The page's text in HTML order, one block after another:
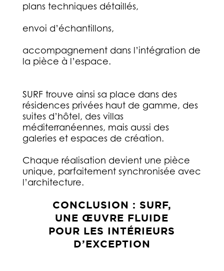
plans techniques détaillés,
envoi d’échantillons,
accompagnement dans l’intégration de
la pièce à l’espace.
SURF trouve ainsi sa place dans des
résidences privées haut de gamme, des
suites d’hôtel, des villas
méditerranéennes, mais aussi des
galeries et espaces de création.
Chaque réalisation devient une pièce
unique, parfaitement synchronisée avec
l’architecture.
CONCLUSION : SURF,
UNE ŒUVRE FLUIDE
POUR LES INTÉRIEURS
D’EXCEPTION